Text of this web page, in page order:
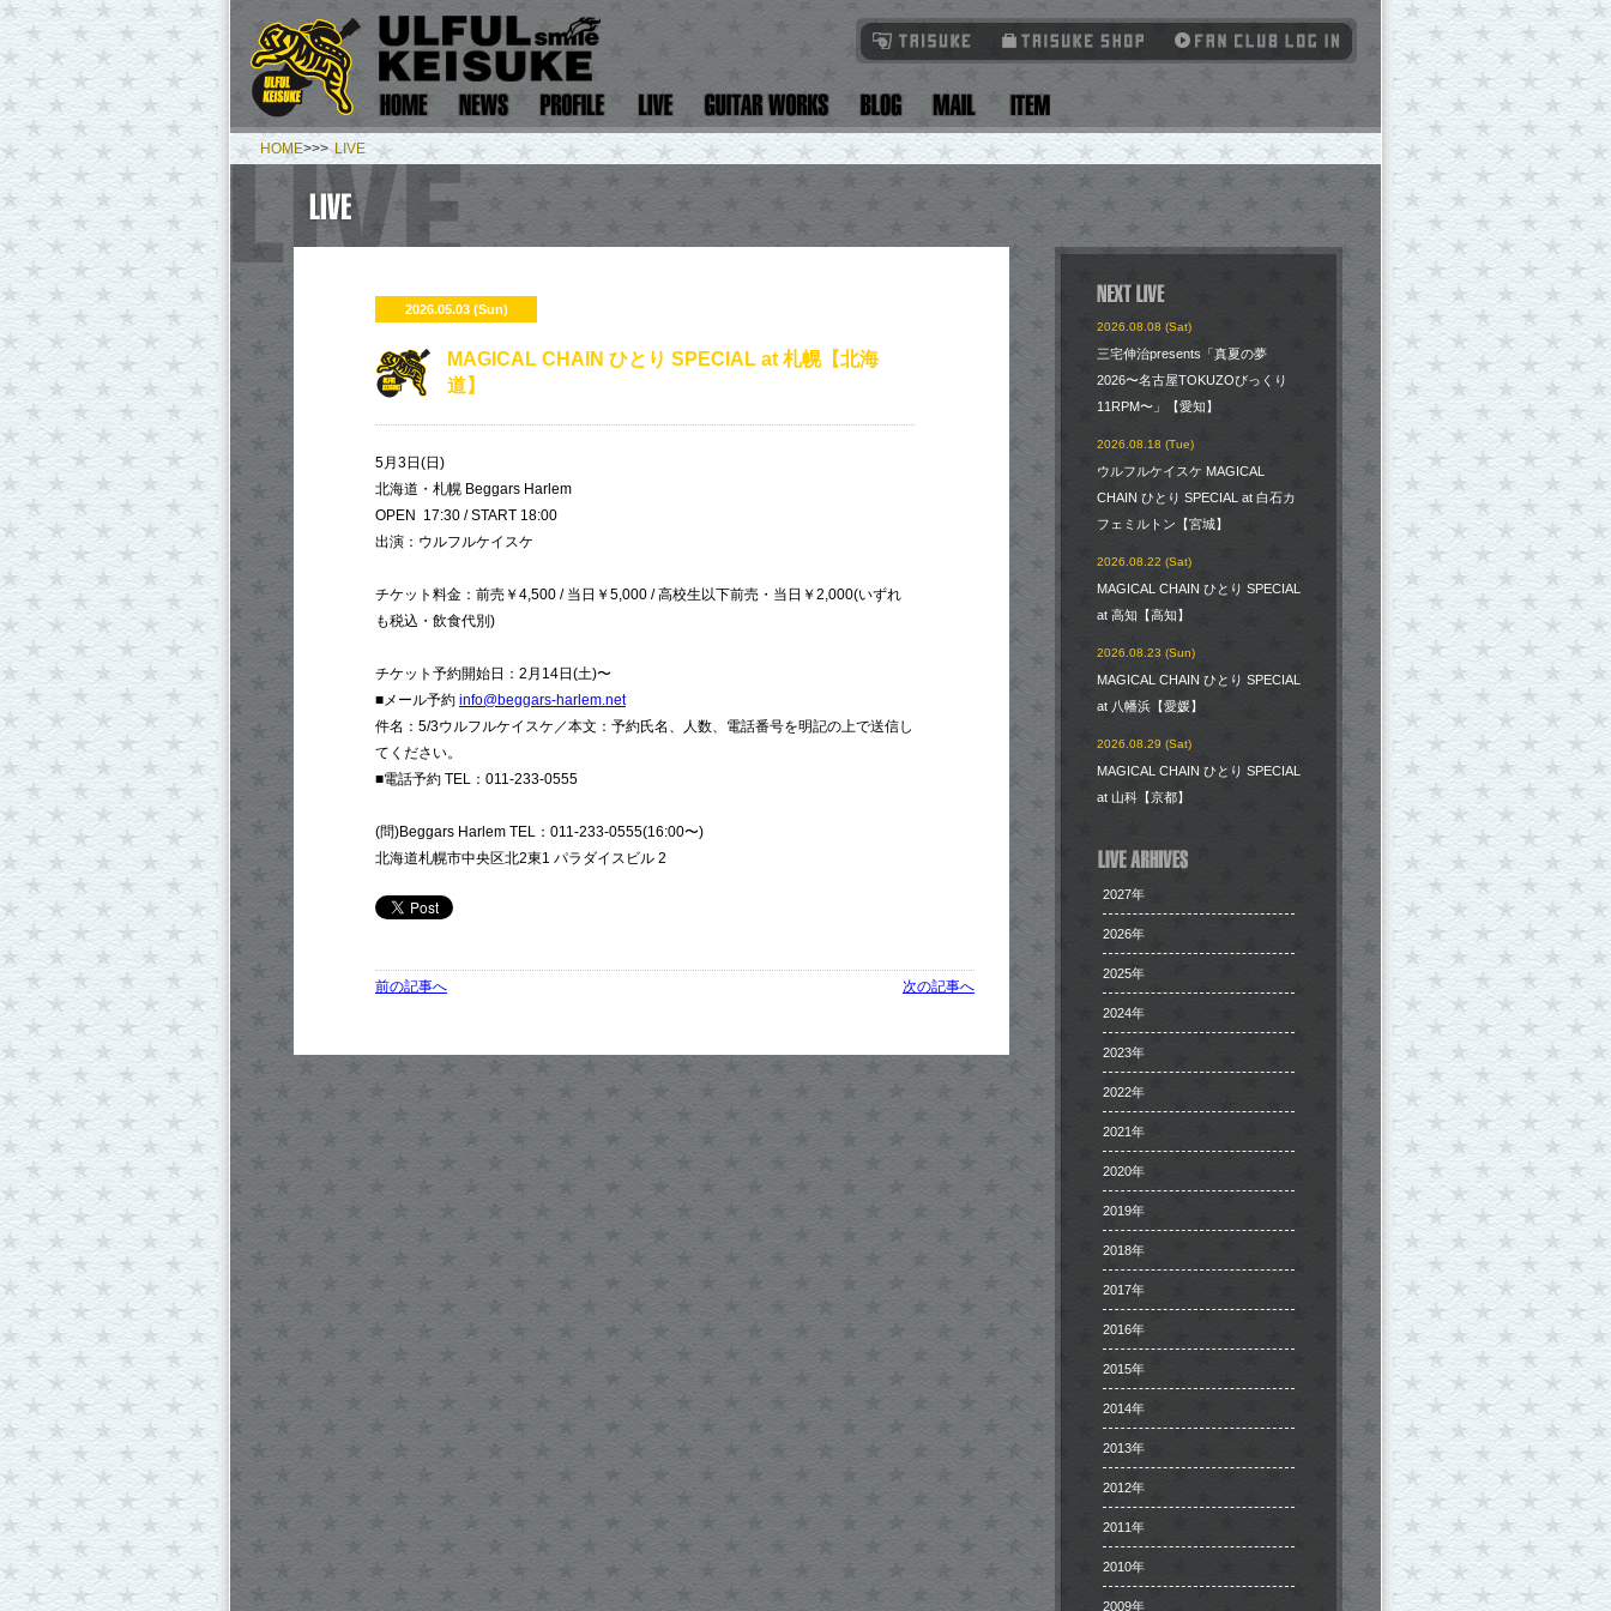
HOME>>> LIVE
2026.05.03 (Sun)
MAGICAL CHAIN ひとり SPECIAL at 札幌【北海
道】
5月3日(日)
北海道・札幌 Beggars Harlem
OPEN 17:30 / START 18:00
出演：ウルフルケイスケ
チケット料金：前売￥4,500 / 当日￥5,000 / 高校生以下前売・当日￥2,000(いずれ
も税込・飲食代別)
チケット予約開始日：2月14日(土)〜
■メール予約 info@beggars-harlem.net
件名：5/3ウルフルケイスケ／本文：予約氏名、人数、電話番号を明記の上で送信し
てください。
■電話予約 TEL：011-233-0555
(問)Beggars Harlem TEL：011-233-0555(16:00〜)
北海道札幌市中央区北2東1 パラダイスビル 2
前の記事へ 次の記事へ
2026.08.08 (Sat)
三宅伸治presents「真夏の夢
2026〜名古屋TOKUZOびっくり
11RPM〜」【愛知】
2026.08.18 (Tue)
ウルフルケイスケ MAGICAL
CHAIN ひとり SPECIAL at 白石カ
フェミルトン【宮城】
2026.08.22 (Sat)
MAGICAL CHAIN ひとり SPECIAL
at 高知【高知】
2026.08.23 (Sun)
MAGICAL CHAIN ひとり SPECIAL
at 八幡浜【愛媛】
2026.08.29 (Sat)
MAGICAL CHAIN ひとり SPECIAL
at 山科【京都】
2027年
2026年
2025年
2024年
2023年
2022年
2021年
2020年
2019年
2018年
2017年
2016年
2015年
2014年
2013年
2012年
2011年
2010年
2009年